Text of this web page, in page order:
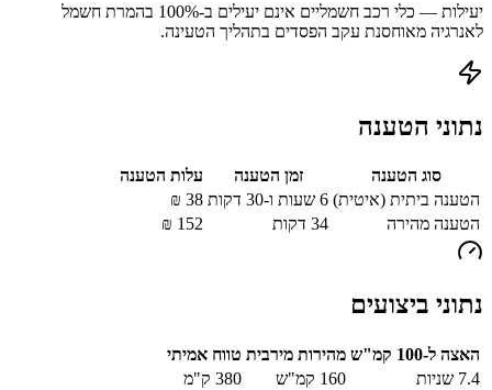
יעילות — כלי רכב חשמליים אינם יעילים ב-100% בהמרת חשמל
לאנרגיה מאוחסנת עקב הפסדים בתהליך הטעינה.
נתוני הטענה
סוג הטענה זמן הטענה
עלות הטענה
הטענה ביתית (איטית) 6 שעות ו-30 דקות 38
₪
הטענה מהירה
34 דקות 152
₪
נתוני ביצועים
האצה ל-100 קמ"ש מהירות מירבית טווח אמיתי
7.4 שניות 160 קמ"ש 380 ק"מ